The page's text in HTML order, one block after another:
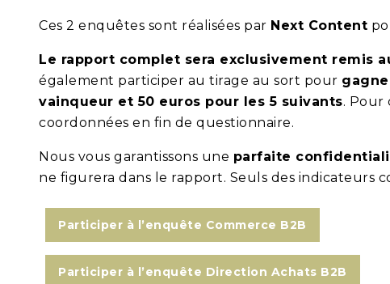
Ces 2 enquêtes sont réalisées par Next Content
Le rapport complet sera exclusivement remis
également participer au tirage au sort pour
vainqueur et 50 euros pour les 5 suivants. Pour
coordonnées en fin de questionnaire.
Nous vous garantissons une parfaite
ne figurera dans le rapport. Seuls des indicateurs
Participer à l’enquête Commerce B2B
Participer à l’enquête Direction Achats B2B